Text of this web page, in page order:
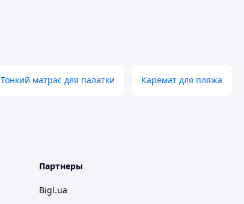
Тонкий матрас для палатки Каремат для пляжа
Партнеры
Bigl.ua